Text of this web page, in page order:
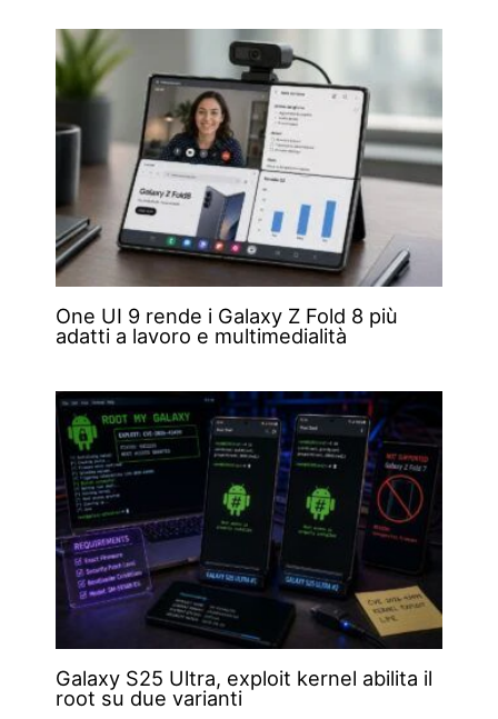
One UI 9 rende i Galaxy Z Fold 8 più
adatti a lavoro e multimedialità
Galaxy S25 Ultra, exploit kernel abilita il
root su due varianti